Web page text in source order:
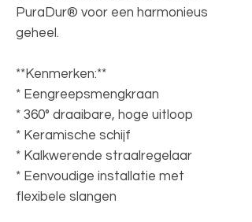
PuraDur® voor een harmonieus
geheel.
**Kenmerken:**
* Eengreepsmengkraan
* 360° draaibare, hoge uitloop
* Keramische schijf
* Kalkwerende straalregelaar
* Eenvoudige installatie met
flexibele slangen